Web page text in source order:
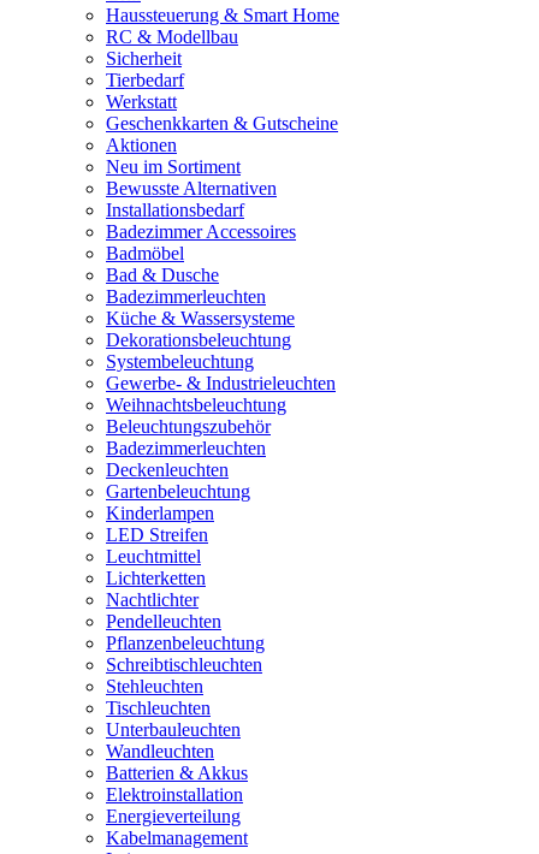
Haussteuerung & Smart Home
RC & Modellbau
Sicherheit
Tierbedarf
Werkstatt
Geschenkkarten & Gutscheine
Aktionen
Neu im Sortiment
Bewusste Alternativen
Installationsbedarf
Badezimmer Accessoires
Badmöbel
Bad & Dusche
Badezimmerleuchten
Küche & Wassersysteme
Dekorationsbeleuchtung
Systembeleuchtung
Gewerbe- & Industrieleuchten
Weihnachtsbeleuchtung
Beleuchtungszubehör
Badezimmerleuchten
Deckenleuchten
Gartenbeleuchtung
Kinderlampen
LED Streifen
Leuchtmittel
Lichterketten
Nachtlichter
Pendelleuchten
Pflanzenbeleuchtung
Schreibtischleuchten
Stehleuchten
Tischleuchten
Unterbauleuchten
Wandleuchten
Batterien & Akkus
Elektroinstallation
Energieverteilung
Kabelmanagement